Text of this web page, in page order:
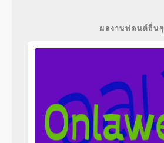
ผลงานฟอนต์อื่นๆ